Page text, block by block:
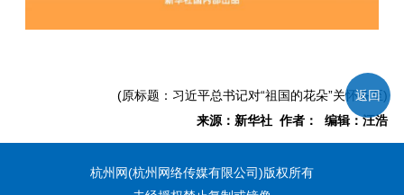
(原标题：习近平总书记对“祖国的花朵”关怀备至)
来源：新华社 作者： 编辑：汪浩
杭州网(杭州网络传媒有限公司)版权所有
返回